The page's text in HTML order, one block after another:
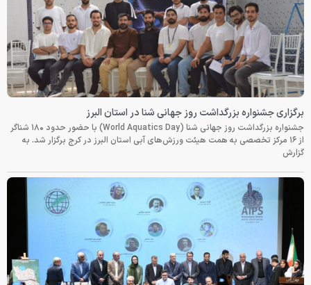
برگزاری جشنواره بزرگداشت روز جهانی شنا در استان البرز
جشنواره بزرگداشت روز جهانی شنا (World Aquatics Day) با حضور حدود ۱۸۰ شناگر
از ۱۶ مرکز تخصصی به همت هیئت ورزش‌های آبی استان البرز در کرج برگزار شد. به
گزارش